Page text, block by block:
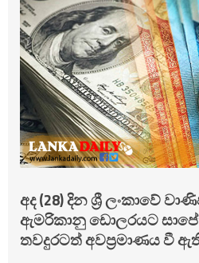
අද (28) දින ශ්‍රී ලංකාවේ
ඇමරිකානු ඩොලරයට
තවදුරටත් අවප්‍රමාණය වී
විශේෂාංග
Life
විඩියෝ ගැලරිය